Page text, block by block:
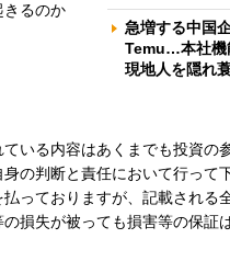
きるのか
急増する中国
Temu…本社機
現地人を隠れ
いる内容はあくまでも投資の
の判断と責任において行っ
っておりますが、記載される
損失が被っても損害等の保証